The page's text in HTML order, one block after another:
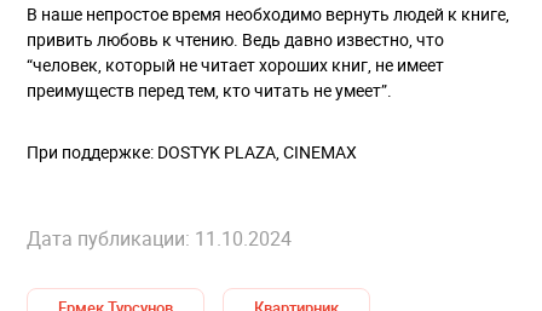
В наше непростое время необходимо вернуть людей к книге,
привить любовь к чтению. Ведь давно известно, что
“человек, который не читает хороших книг, не имеет
преимуществ перед тем, кто читать не умеет”.
При поддержке: DOSTYK PLAZA, CINEMAX
Дата публикации: 11.10.2024